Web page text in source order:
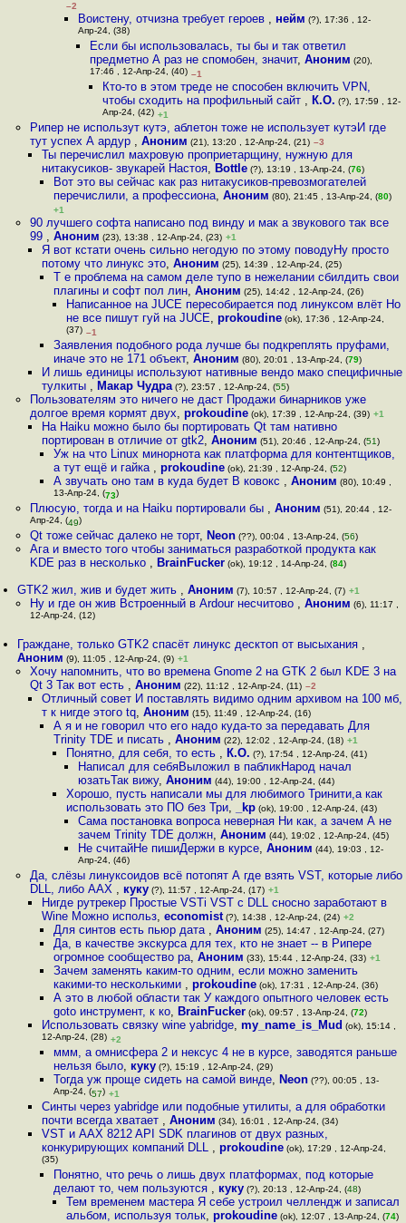
–2
Воистену, отчизна требует героев , нейм (?), 17:36 , 12-
Апр-24, (38)
Если бы использовалась, ты бы и так ответил
предметно А раз не спомобен, значит,Аноним (20),
17:46 , 12-Апр-24, (40) –1
Кто-то в этом треде не способен включить VPN,
чтобы сходить на профильный сайт , К.О. (?), 17:59 , 12-
Апр-24, (42) +1
Рипер не использут кутэ, аблетон тоже не использует кутэИ где
тут успех А ардур , Аноним (21), 13:20 , 12-Апр-24, (21) –3
Ты перечислил махровую проприетарщину, нужную для
нитакусиков- звукарей Настоя, Bottle(?), 13:19 , 13-Апр-24, (76)
Вот это вы сейчас как раз нитакусиков-превозмогателей
перечислили, а профессиона,Аноним (80), 21:45 , 13-Апр-24, (80)
+1
90 лучшего софта написано под винду и мак а звукового так все
99 , Аноним (23), 13:38 , 12-Апр-24, (23) +1
Я вот кстати очень сильно негодую по этому поводуНу просто
потому что линукс это, Аноним (25), 14:39 , 12-Апр-24, (25)
Т е проблема на самом деле тупо в нежелании сбилдить свои
плагины и софт пол лин,Аноним (25), 14:42 , 12-Апр-24, (26)
Написанное на JUCE пересобирается под линуксом влёт Но
не все пишут гуй на JUCE, prokoudine(ok), 17:36 , 12-Апр-24,
(37) –1
Заявления подобного рода лучше бы подкреплять пруфами,
иначе это не 171 объект,Аноним (80), 20:01 , 13-Апр-24, (79)
И лишь единицы используют нативные вендо мако специфичные
тулкиты , Макар Чудра(?), 23:57 , 12-Апр-24, (55)
Пользователям это ничего не даст Продажи бинарников уже
долгое время кормят двух, prokoudine(ok), 17:39 , 12-Апр-24, (39) +1
На Haiku можно было бы портировать Qt там нативно
портирован в отличие от gtk2, Аноним (51), 20:46 , 12-Апр-24, (51)
Уж на что Linux минорнота как платформа для контентщиков,
а тут ещё и гайка ,prokoudine (ok), 21:39 , 12-Апр-24, (52)
А звучать оно там в куда будет В ковокс ,Аноним (80), 10:49 ,
13-Апр-24, (73)
Плюсую, тогда и на Haiku портировали бы , Аноним (51), 20:44 , 12-
Апр-24, (49)
Qt тоже сейчас далеко не торт, Neon(??), 00:04 , 13-Апр-24, (56)
Ага и вместо того чтобы заниматься разработкой продукта как
KDE раз в несколько , BrainFucker(ok), 19:12 , 14-Апр-24, (84)
GTK2 жил, жив и будет жить ,Аноним (7), 10:57 , 12-Апр-24, (7) +1
Ну и где он жив Встроенный в Ardour несчитово , Аноним (6), 11:17 ,
12-Апр-24, (12)
Граждане, только GTK2 спасёт линукс десктоп от высыхания ,
Аноним (9), 11:05 , 12-Апр-24, (9) +1
Хочу напомнить, что во времена Gnome 2 на GTK 2 был KDE 3 на
Qt 3 Так вот есть , Аноним (22), 11:12 , 12-Апр-24, (11) –2
Отличный совет И поставлять видимо одним архивом на 100 мб,
т к нигде этого tq, Аноним (15), 11:49 , 12-Апр-24, (16)
А я и не говорил что его надо куда-то за передавать Для
Trinity TDE и писать ,Аноним (22), 12:02 , 12-Апр-24, (18) +1
Понятно, для себя, то есть , К.О. (?), 17:54 , 12-Апр-24, (41)
Написал для себяВыложил в пабликНарод начал
юзатьТак вижу, Аноним (44), 19:00 , 12-Апр-24, (44)
Хорошо, пусть написали мы для любимого Тринити,а как
использовать это ПО без Три, _kp(ok), 19:00 , 12-Апр-24, (43)
Сама постановка вопроса неверная Ни как, а зачем А не
зачем Trinity TDE должн, Аноним (44), 19:02 , 12-Апр-24, (45)
Не считайНе пишиДержи в курсе, Аноним (44), 19:03 , 12-
Апр-24, (46)
Да, слёзы линуксоидов всё потопят А где взять VST, которые либо
DLL, либо AAX , куку(?), 11:57 , 12-Апр-24, (17) +1
Нигде рутрекер Простые VSTi VST c DLL сносно заработают в
Wine Можно использ, economist(?), 14:38 , 12-Апр-24, (24) +2
Для синтов есть пьюр дата ,Аноним (25), 14:47 , 12-Апр-24, (27)
Да, в качестве экскурса для тех, кто не знает -- в Рипере
огромное сообщество ра,Аноним (33), 15:44 , 12-Апр-24, (33) +1
Зачем заменять каким-то одним, если можно заменить
какими-то несколькими ,prokoudine (ok), 17:31 , 12-Апр-24, (36)
А это в любой области так У каждого опытного человек есть
goto инструмент, к ко, BrainFucker (ok), 09:57 , 13-Апр-24, (72)
Использовать связку wine yabridge, my_name_is_Mud (ok), 15:14 ,
12-Апр-24, (28) +2
ммм, а омнисфера 2 и нексус 4 не в курсе, заводятся раньше
нельзя было, куку (?), 15:19 , 12-Апр-24, (29)
Тогда уж проще сидеть на самой винде, Neon (??), 00:05 , 13-
Апр-24, (57) +1
Синты через yabridge или подобные утилиты, а для обработки
почти всегда хватает , Аноним (34), 16:01 , 12-Апр-24, (34)
VST и AAX 8212 API SDK плагинов от двух разных,
конкурирующих компаний DLL , prokoudine(ok), 17:29 , 12-Апр-24,
(35)
Понятно, что речь о лишь двух платформах, под которые
делают то, чем пользуются , куку (?), 20:13 , 12-Апр-24, (48)
Тем временем мастера Я себе устроил челлендж и записал
альбом, используя тольк, prokoudine(ok), 12:07 , 13-Апр-24, (74)